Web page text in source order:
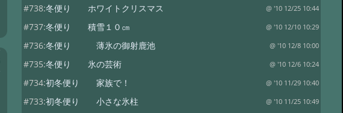
#738:冬便り ホワイトクリスマス @ '10 12/25 10:44
#737:冬便り 積雪１０㎝ @ '10 12/10 10:29
#736:冬便り 薄氷の御射鹿池 @ '10 12/8 10:00
#735:冬便り 氷の芸術 @ '10 12/6 10:24
#734:初冬便り 家族で！ @ '10 11/29 10:40
#733:初冬便り 小さな氷柱 @ '10 11/25 10:49